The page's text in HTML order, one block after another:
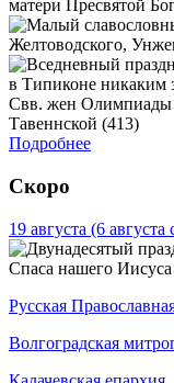
матери Пресвятой
Желтоводского,
Свв. жен Олимпиады
Тавеннской (413)
Подробнее
Скоро
19 августа (6 августа
Спаса нашего
Русская
Волгоградская